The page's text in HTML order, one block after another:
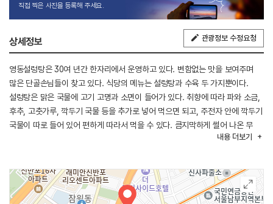
직접 찍은 사진을 등록해 주세요.
상세정보 관광정보 수정요청
영동설렁탕은 30여 년간 한자리에서 운영하고 있다. 변함없는 맛을 보여주며
많은 단골손님들이 찾고 있다. 식당의 메뉴는 설렁탕과 수육 두 가지뿐이다.
설렁탕은 맑은 국물에 고기 고명과 소면이 들어가 있다. 취향에 따라 파와 소금,
후추, 고춧가루, 깍두기 국물 등을 추가로 넣어 먹으면 되고, 주전자 안에 깍두기
국물이 따로 들어 있어 편하게 따라서 먹을 수 있다. 큼지막하게 썰어 나온 무
깍두기와 겉절이 김치 역시 이 집의 자랑거리다. 3호선 신사역 신사동 간장게장
내용 더보기